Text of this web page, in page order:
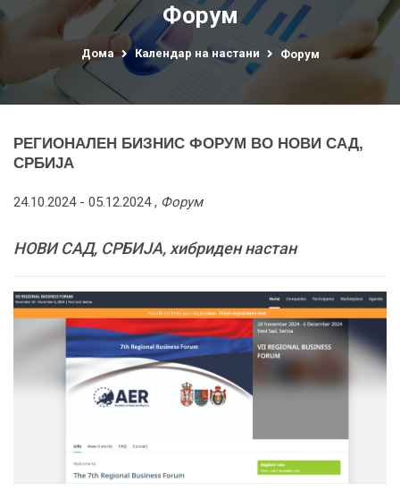
Форум
Дома Календар на настани Форум
РЕГИОНАЛЕН БИЗНИС ФОРУМ ВО НОВИ САД,
СРБИЈА
24.10.2024 - 05.12.2024, Форум
НОВИ САД, СРБИЈА, хибриден настан